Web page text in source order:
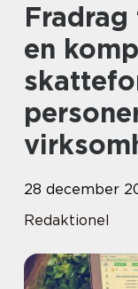
Fradrag for rengøring –
en
28 december
Redaktionel